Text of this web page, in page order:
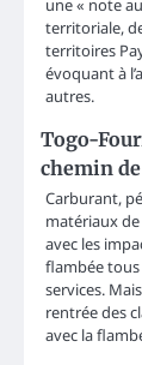
une « note
territoriale,
territoires
évoquant à
autres.
Togo-
chemin
Carburant,
matériaux
avec les
flambée
services.
rentrée des
avec la